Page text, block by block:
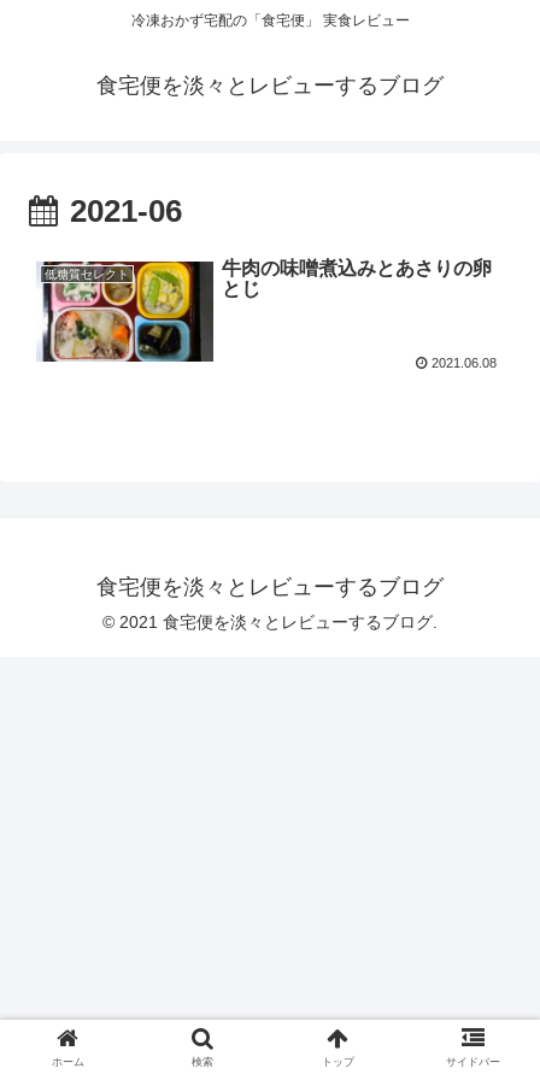
冷凍おかず宅配の「食宅便」 実食レビュー
食宅便を淡々とレビューするブログ
2021-06
低糖質セレクト
牛肉の味噌煮込みとあさりの卵
とじ
2021.06.08
食宅便を淡々とレビューするブログ
© 2021 食宅便を淡々とレビューするブログ.
ホーム 検索 トップ サイドバー